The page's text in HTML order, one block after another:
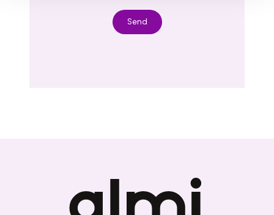
Send